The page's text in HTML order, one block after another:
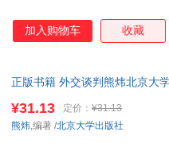
加入购物车 收藏
正版书籍 外交谈判熊炜北京大
¥31.13 定价： ¥31.13
熊炜,编著 /北京大学出版社